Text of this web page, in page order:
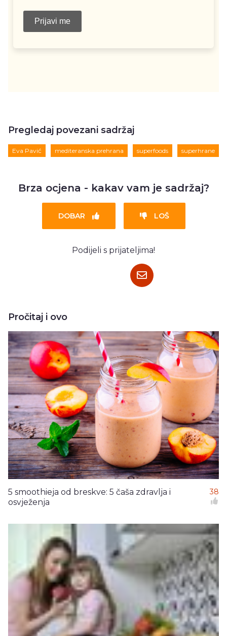
Pregledaj povezani sadržaj
Eva Pavić mediteranska prehrana superfoods superhrane
Brza ocjena - kakav vam je sadržaj?
DOBAR LOŠ
Podijeli s prijateljima!
Pročitaj i ovo
5 smoothieja od breskve: 5 čaša zdravlja i
osvježenja
38